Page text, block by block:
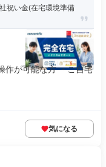
祝い金(在宅環境準備
作が可能な方 ・ご自宅
気になる